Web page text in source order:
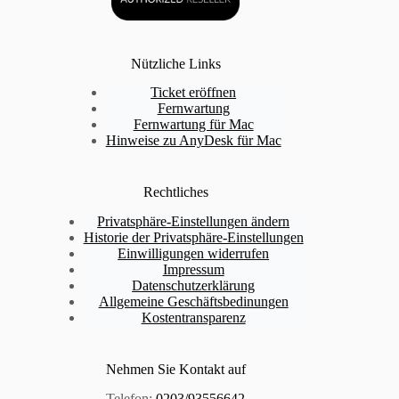
Nützliche Links
Ticket eröffnen
Fernwartung
Fernwartung für Mac
Hinweise zu AnyDesk für Mac
Rechtliches
Privatsphäre-Einstellungen ändern
Historie der Privatsphäre-Einstellungen
Einwilligungen widerrufen
Impressum
Datenschutzerklärung
Allgemeine Geschäftsbedinungen
Kostentransparenz
Nehmen Sie Kontakt auf